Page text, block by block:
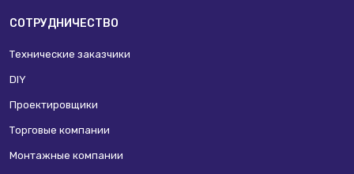
СОТРУДНИЧЕСТВО
Технические заказчики
DIY
Проектировщики
Торговые компании
Монтажные компании